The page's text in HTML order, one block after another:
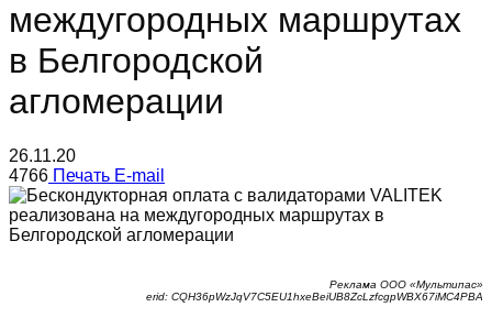
междугородных маршрутах
в Белгородской
агломерации
26.11.20
4766 Печать E-mail
Реклама ООО «Мультипас»
erid: CQH36pWzJqV7C5EU1hxeBeiUB8ZcLzfcgpWBX67iMC4PBA